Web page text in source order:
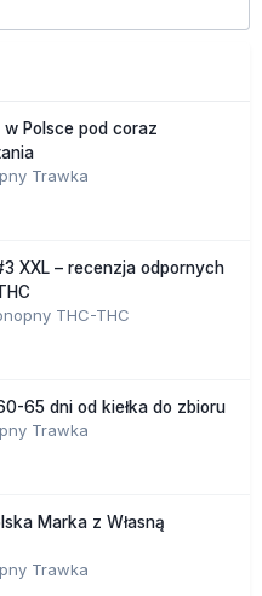
Polsce pod coraz
Trawka
XXL – recenzja odpornych
THC-THC
65 dni od kiełka do zbioru
Trawka
Marka z Własną
Trawka